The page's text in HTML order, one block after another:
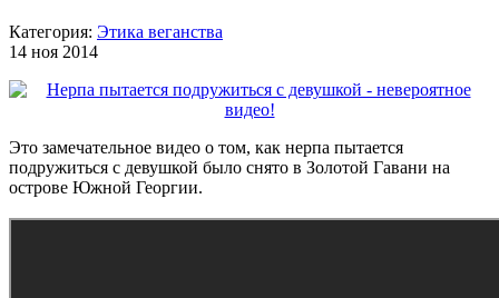
Категория: Этика веганства
14 ноя 2014
Это замечательное видео о том, как нерпа пытается
подружиться с девушкой было снято в Золотой Гавани на
острове Южной Георгии.